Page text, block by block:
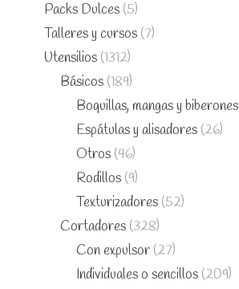
Packs Dulces (5)
Talleres y cursos (7)
Utensilios (1312)
Básicos (189)
Boquillas, mangas y biberones
Espátulas y alisadores (26)
Otros (46)
Rodillos (9)
Texturizadores (52)
Cortadores (328)
Con expulsor (27)
Individuales o sencillos (209)